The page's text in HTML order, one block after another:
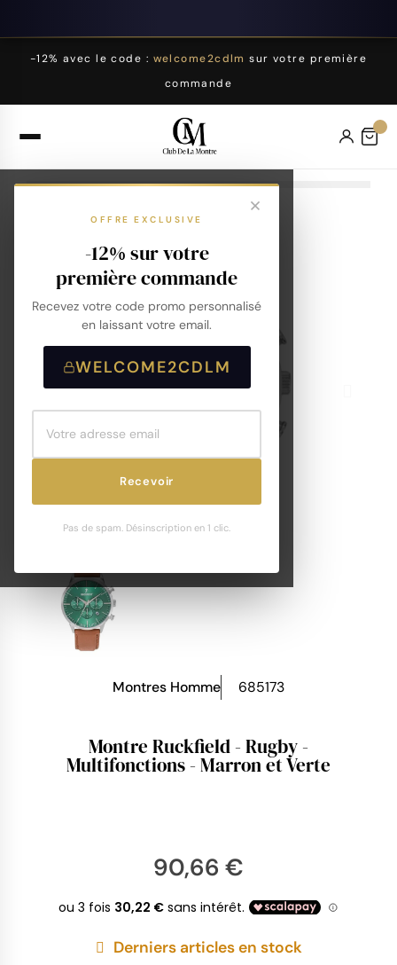
-12% avec le code : welcome2cdlm sur votre première
commande
OFFRE EXCLUSIVE
-12% sur votre
première commande
Recevez votre code promo personnalisé
en laissant votre email.
WELCOME2CDLM
Recevoir
Pas de spam. Désinscription en 1 clic.
Montres Homme 685173
Montre Ruckfield - Rugby -
Multifonctions - Marron et Verte
90,66 €
Derniers articles en stock